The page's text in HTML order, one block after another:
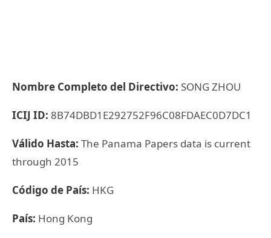
Nombre Completo del Directivo: SONG ZHOU
ICIJ ID: 8B74DBD1E292752F96C08FDAEC0D7DC1
Válido Hasta: The Panama Papers data is current
through 2015
Código de País: HKG
País: Hong Kong